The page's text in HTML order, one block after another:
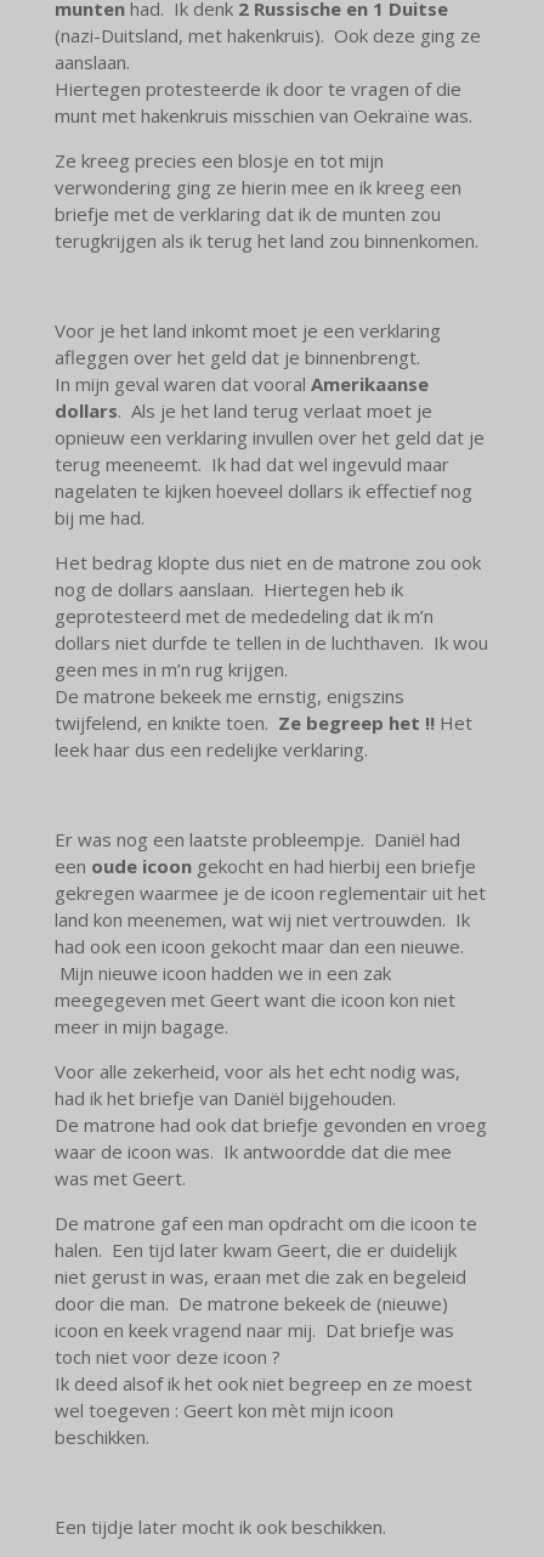
muntenhad. Ik denk 2 Russische en 1 Duitse
(nazi-Duitsland, met hakenkruis). Ook deze ging ze
aanslaan.
Hiertegen protesteerde ik door te vragen of die
munt met hakenkruis misschien van Oekraïne was.
Ze kreeg precies een blosje en tot mijn
verwondering ging ze hierin mee en ik kreeg een
briefje met de verklaring dat ik de munten zou
terugkrijgen als ik terug het land zou binnenkomen.
Voor je het land inkomt moet je een verklaring
afleggen over het geld dat je binnenbrengt.
In mijn geval waren dat vooral Amerikaanse
dollars. Als je het land terug verlaat moet je
opnieuw een verklaring invullen over het geld dat je
terug meeneemt. Ik had dat wel ingevuld maar
nagelaten te kijken hoeveel dollars ik effectief nog
bij me had.
Het bedrag klopte dus niet en de matrone zou ook
nog de dollars aanslaan. Hiertegen heb ik
geprotesteerd met de mededeling dat ik m’n
dollars niet durfde te tellen in de luchthaven. Ik wou
geen mes in m’n rug krijgen.
De matrone bekeek me ernstig, enigszins
twijfelend, en knikte toen. Ze begreep het !!Het
leek haar dus een redelijke verklaring.
Er was nog een laatste probleempje. Daniël had
een oude icoongekocht en had hierbij een briefje
gekregen waarmee je de icoon reglementair uit het
land kon meenemen, wat wij niet vertrouwden. Ik
had ook een icoon gekocht maar dan een nieuwe.
Mijn nieuwe icoon hadden we in een zak
meegegeven met Geert want die icoon kon niet
meer in mijn bagage.
Voor alle zekerheid, voor als het echt nodig was,
had ik het briefje van Daniël bijgehouden.
De matrone had ook dat briefje gevonden en vroeg
waar de icoon was. Ik antwoordde dat die mee
was met Geert.
De matrone gaf een man opdracht om die icoon te
halen. Een tijd later kwam Geert, die er duidelijk
niet gerust in was, eraan met die zak en begeleid
door die man. De matrone bekeek de (nieuwe)
icoon en keek vragend naar mij. Dat briefje was
toch niet voor deze icoon ?
Ik deed alsof ik het ook niet begreep en ze moest
wel toegeven : Geert kon mèt mijn icoon
beschikken.
Een tijdje later mocht ik ook beschikken.